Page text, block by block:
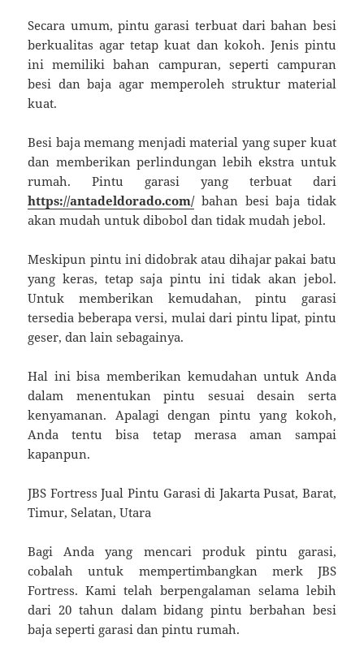
Secara umum, pintu garasi terbuat dari bahan besi
berkualitas agar tetap kuat dan kokoh. Jenis pintu
ini memiliki bahan campuran, seperti campuran
besi dan baja agar memperoleh struktur material
kuat.
Besi baja memang menjadi material yang super kuat
dan memberikan perlindungan lebih ekstra untuk
rumah. Pintu garasi yang terbuat dari
https://antadeldorado.com/bahan besi baja tidak
akan mudah untuk dibobol dan tidak mudah jebol.
Meskipun pintu ini didobrak atau dihajar pakai batu
yang keras, tetap saja pintu ini tidak akan jebol.
Untuk memberikan kemudahan, pintu garasi
tersedia beberapa versi, mulai dari pintu lipat, pintu
geser, dan lain sebagainya.
Hal ini bisa memberikan kemudahan untuk Anda
dalam menentukan pintu sesuai desain serta
kenyamanan. Apalagi dengan pintu yang kokoh,
Anda tentu bisa tetap merasa aman sampai
kapanpun.
JBS Fortress Jual Pintu Garasi di Jakarta Pusat, Barat,
Timur, Selatan, Utara
Bagi Anda yang mencari produk pintu garasi,
cobalah untuk mempertimbangkan merk JBS
Fortress. Kami telah berpengalaman selama lebih
dari 20 tahun dalam bidang pintu berbahan besi
baja seperti garasi dan pintu rumah.